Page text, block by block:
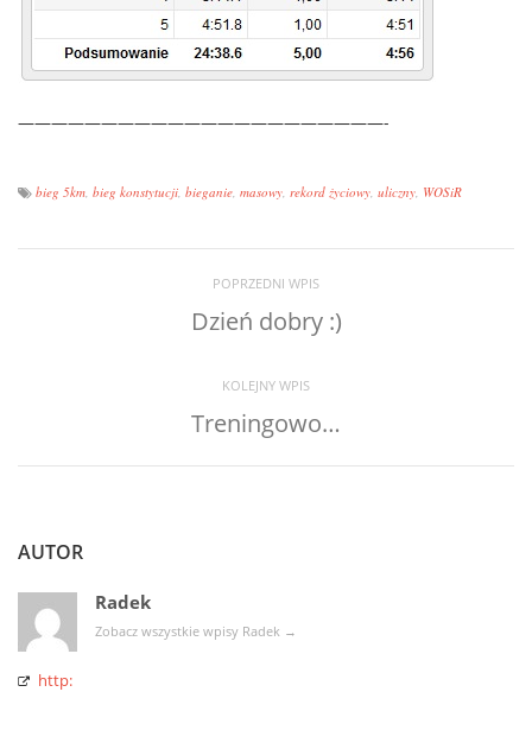
——————————————————————-
bieg 5km bieg konstytucji bieganie masowy rekord życiowy uliczny WOSiR
POPRZEDNI WPIS
Dzień dobry :)
KOLEJNY WPIS
Treningowo…
AUTOR
Radek
Zobacz wszystkie wpisy Radek →
http: